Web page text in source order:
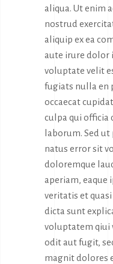
aliqua. Ut enim
nostrud
aliquip ex ea
aute irure dolor
voluptate velit
fugiats nulla en
occaecat
culpa qui officia
laborum. Sed
natus error sit
doloremque
aperiam, eaque
veritatis et
dicta sunt
voluptatem qiui
odit aut fugit,
magnit dolores